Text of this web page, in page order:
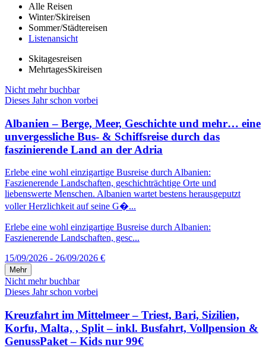
Alle Reisen
Winter/Skireisen
Sommer/Städtereisen
Listenansicht
Skitagesreisen
MehrtagesSkireisen
Nicht mehr buchbar
Dieses Jahr schon vorbei
Albanien – Berge, Meer, Geschichte und mehr… eine
unvergessliche Bus- & Schiffsreise durch das
faszinierende Land an der Adria
Erlebe eine wohl einzigartige Busreise durch Albanien:
Faszienerende Landschaften, geschichträchtige Orte und
liebenswerte Menschen. Albanien wartet bestens herausgeputzt
voller Herzlichkeit auf seine G�...
Erlebe eine wohl einzigartige Busreise durch Albanien:
Faszienerende Landschaften, gesc...
15/09/2026 - 26/09/2026 €
Mehr
Nicht mehr buchbar
Dieses Jahr schon vorbei
Kreuzfahrt im Mittelmeer – Triest, Bari, Sizilien,
Korfu, Malta, , Split – inkl. Busfahrt, Vollpension &
GenussPaket – Kids nur 99€